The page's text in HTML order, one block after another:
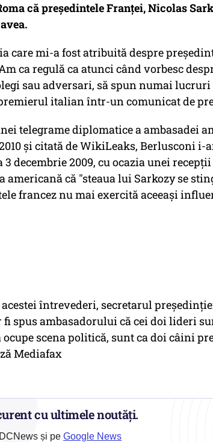
că președintele Franței, Nicolas
care mi-a fost atribuită despre
ca regulă ca atunci când vorbesc
sau adversari, să spun numai lucruri
italian într-un comunicat de
telegrame diplomatice a ambasadei
şi citată de WikiLeaks, Berlusconi i-
3 decembrie 2009, cu ocazia unei
americană că "steaua lui Sarkozy se
francez nu mai exercită aceeaşi
întrevederi, secretarul
fi spus ambasadorului că cei doi lideri
ocupe scena politică, sunt ca doi câini
Mediafax
cu ultimele noutăți.
și pe Google News